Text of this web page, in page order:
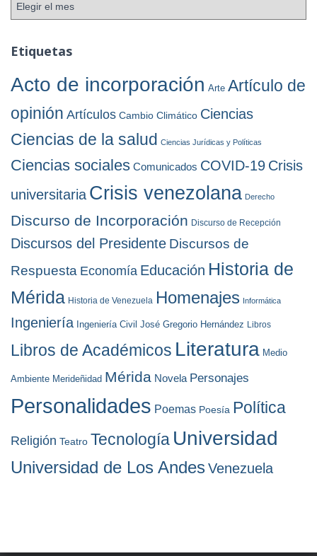
a
s
h
v
o
s
Etiquetas
Acto de incorporación Arte Artículo de
opinión Artículos Cambio Climático Ciencias
Ciencias de la salud Ciencias Jurídicas y Políticas
Ciencias sociales Comunicados COVID-19 Crisis
universitaria Crisis venezolana Derecho
Discurso de Incorporación Discurso de Recepción
Discursos del Presidente Discursos de
Respuesta Economía Educación Historia de
Mérida Historia de Venezuela Homenajes Informática
Ingeniería Ingeniería Civil José Gregorio Hernández Libros
Libros de Académicos Literatura Medio
Ambiente Merideñidad Mérida Novela Personajes
Personalidades Poemas Poesía Política
Religión Teatro Tecnología Universidad
Universidad de Los AndesVenezuela